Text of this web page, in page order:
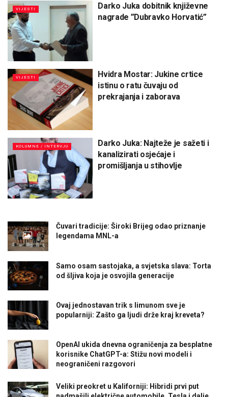
VIJESTI
Darko Juka dobitnik književne
nagrade ”Dubravko Horvatić”
VIJESTI
Hvidra Mostar: Jukine crtice
istinu o ratu čuvaju od
prekrajanja i zaborava
KOLUMNE / INTERVJU
Darko Juka: Najteže je sažeti i
kanalizirati osjećaje i
promišljanja u stihovlje
Čuvari tradicije: Široki Brijeg odao priznanje
legendama MNL-a
Samo osam sastojaka, a svjetska slava: Torta
od šljiva koja je osvojila generacije
Ovaj jednostavan trik s limunom sve je
popularniji: Zašto ga ljudi drže kraj kreveta?
OpenAI ukida dnevna ograničenja za besplatne
korisnike ChatGPT-a: Stižu novi modeli i
neograničeni razgovori
Veliki preokret u Kaliforniji: Hibridi prvi put